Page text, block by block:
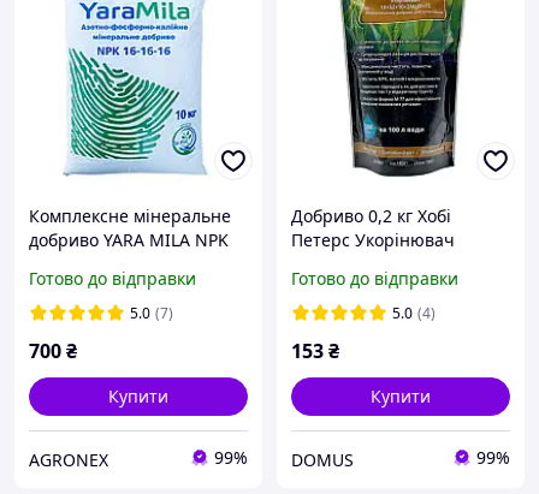
Комплексне мінеральне
добриво YARA MILA NPK
Готово до відправки
5.0 (7)
700₴
Купити
AGRONEX 99%
Добриво 0,2 кг Хобі
Петерс Укорінювач
Готово до відправки
5.0 (4)
153₴
Купити
DOMUS 99%